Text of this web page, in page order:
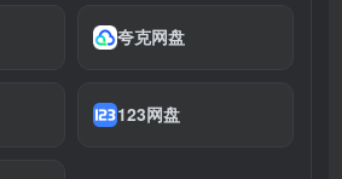
夸克网盘
123网盘